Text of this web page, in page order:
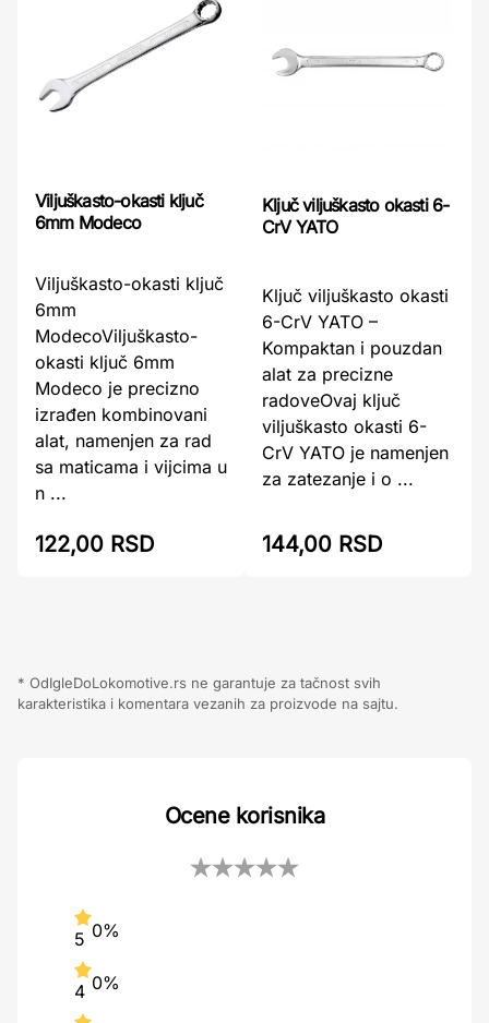
Viljuškasto-okasti ključ
6mm Modeco
Viljuškasto-okasti ključ
6mm
ModecoViljuškasto-
okasti ključ 6mm
Modeco je precizno
izrađen kombinovani
alat, namenjen za rad
sa maticama i vijcima u
n ...
122,00 RSD
Ključ viljuškasto okasti 6-
CrV YATO
Ključ viljuškasto okasti
6-CrV YATO –
Kompaktan i pouzdan
alat za precizne
radoveOvaj ključ
viljuškasto okasti 6-
CrV YATO je namenjen
za zatezanje i o ...
144,00 RSD
* OdIgleDoLokomotive.rs ne garantuje za tačnost svih
karakteristika i komentara vezanih za proizvode na sajtu.
Ocene korisnika
5 0%
4 0%